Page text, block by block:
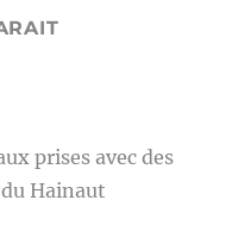
prises avec des
Hainaut